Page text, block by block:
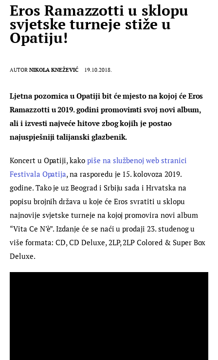
Eros Ramazzotti u sklopu
svjetske turneje stiže u
Opatiju!
AUTOR NIKOLA KNEŽEVIĆ 19.10.2018.
Ljetna pozornica u Opatiji bit će mjesto na kojoj će Eros
Ramazzotti u 2019. godini promovirati svoj novi album,
ali i izvesti najveće hitove zbog kojih je postao
najuspješniji talijanski glazbenik.
Koncert u Opatiji, kako piše na službenoj web stranici
Festivala Opatija, na rasporedu je 15. kolovoza 2019.
godine. Tako je uz Beograd i Srbiju sada i Hrvatska na
popisu brojnih država u koje će Eros svratiti u sklopu
najnovije svjetske turneje na kojoj promovira novi album
“Vita Ce N’è”. Izdanje će se naći u prodaji 23. studenog u
više formata: CD, CD Deluxe, 2LP, 2LP Colored & Super Box
Deluxe.